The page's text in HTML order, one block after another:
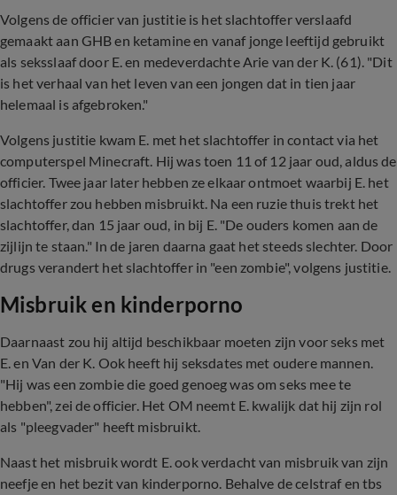
Volgens de officier van justitie is het slachtoffer verslaafd
gemaakt aan GHB en ketamine en vanaf jonge leeftijd gebruikt
als seksslaaf door E. en medeverdachte Arie van der K. (61). "Dit
is het verhaal van het leven van een jongen dat in tien jaar
helemaal is afgebroken."
Volgens justitie kwam E. met het slachtoffer in contact via het
computerspel Minecraft. Hij was toen 11 of 12 jaar oud, aldus de
officier. Twee jaar later hebben ze elkaar ontmoet waarbij E. het
slachtoffer zou hebben misbruikt. Na een ruzie thuis trekt het
slachtoffer, dan 15 jaar oud, in bij E. "De ouders komen aan de
zijlijn te staan." In de jaren daarna gaat het steeds slechter. Door
drugs verandert het slachtoffer in "een zombie", volgens justitie.
Misbruik en kinderporno
Daarnaast zou hij altijd beschikbaar moeten zijn voor seks met
E. en Van der K. Ook heeft hij seksdates met oudere mannen.
"Hij was een zombie die goed genoeg was om seks mee te
hebben", zei de officier. Het OM neemt E. kwalijk dat hij zijn rol
als "pleegvader" heeft misbruikt.
Naast het misbruik wordt E. ook verdacht van misbruik van zijn
neefje en het bezit van kinderporno. Behalve de celstraf en tbs